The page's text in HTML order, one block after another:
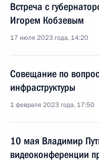
Встреча с
Игорем Кобзевым
17 июля 2023 года, 14:20
Совещание по
инфраструктуры
1 февраля 2023 года, 17:50
10 мая Владимир
видеоконференции